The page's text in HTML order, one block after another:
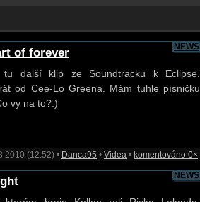
NEWS
of forever
tu další klip ze Soundtracku k Eclipse.
od Cee-Lo Greena. Mám tuhle písničku
vy na to?:)
(12:52) • Danca95 • Videa • komentováno 0×
NEWS